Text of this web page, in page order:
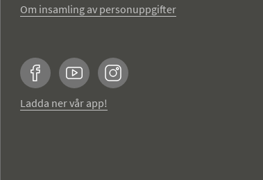
Om insamling av personuppgifter
FacebookYouTubeInstagram
Ladda ner vår app!